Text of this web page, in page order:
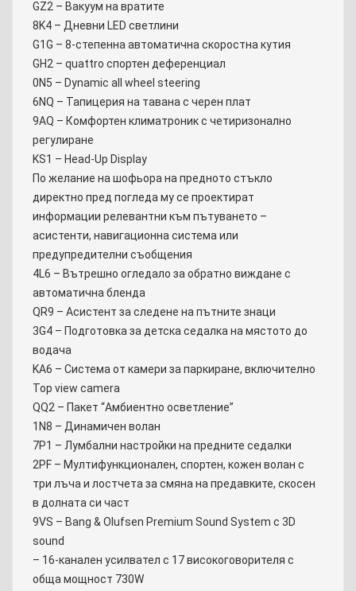
GZ2 – Вакуум на вратите
8K4 – Дневни LED светлини
G1G – 8-степенна автоматична скоростна кутия
GH2 – quattro спортен деференциал
0N5 – Dynamic all wheel steering
6NQ – Тапицерия на тавана с черен плат
9AQ – Комфортен климатроник с четиризонално
регулиране
KS1 – Head-Up Display
По желание на шофьора на предното стъкло
директно пред погледа му се проектират
информации релевантни към пътуването –
асистенти, навигационна система или
предупредителни съобщения
4L6 – Вътрешно огледало за обратно виждане с
автоматична бленда
QR9 – Асистент за следене на пътните знаци
3G4 – Подготовка за детска седалка на мястото до
водача
KA6 – Система от камери за паркиране, включително
Top view camera
QQ2 – Пакет “Aмбиентно осветление”
1N8 – Динамичен волан
7P1 – Лумбални настройки на предните седалки
2PF – Мултифункционален, спортен, кожен волан с
три лъча и лостчета за смяна на предавките, скосен
в долната си част
9VS – Bang & Olufsen Premium Sound System с 3D
sound
– 16-канален усилвател с 17 високоговорителя с
обща мощност 730W